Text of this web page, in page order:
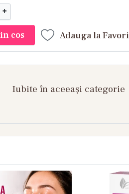
+
cos Adauga la
Iubite în aceeași categorie